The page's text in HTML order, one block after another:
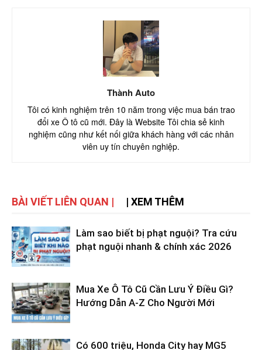
Thành Auto
Tôi có kinh nghiệm trên 10 năm trong việc mua bán trao
đổi xe Ô tô cũ mới. Đây là Website Tôi chia sẻ kinh
nghiệm cũng như kết nối giữa khách hàng với các nhân
viên uy tín chuyên nghiệp.
BÀI VIẾT LIÊN QUAN | | XEM THÊM
Làm sao biết bị phạt nguội? Tra cứu
phạt nguội nhanh & chính xác 2026
Mua Xe Ô Tô Cũ Cần Lưu Ý Điều Gì?
Hướng Dẫn A-Z Cho Người Mới
Có 600 triệu, Honda City hay MG5